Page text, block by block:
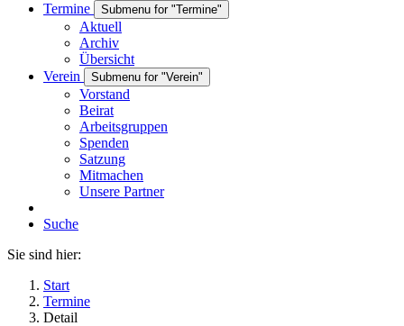
Termine
Submenu for "Termine"
Aktuell
Archiv
Übersicht
Verein
Submenu for "Verein"
Vorstand
Beirat
Arbeitsgruppen
Spenden
Satzung
Mitmachen
Unsere Partner
Suche
Sie sind hier:
Start
Termine
Detail